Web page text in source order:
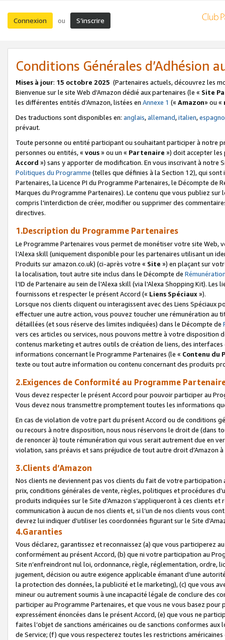
Connexion ou S’inscrire
Conditions Générales d’Adhésion
Mises à jour: 15 octobre 2025 (Partenaires actuels, découvrez les
Bienvenue sur le site Web d’Amazon dédié aux partenaires (le « Site
les différentes entités d’Amazon, listées en Annexe 1 (« Amazon» ou «
Des traductions sont disponibles en: anglais,allemand,italien,
prévaut.
Toute personne ou entité participant ou souhaitant participer à notre
personnes ou entités, « vous» ou un « Partenaire ») doit accepter les
Accord ») sans y apporter de modification. En vous inscrivant à notre
Politiques du Programme (telles que définies à la Section 12), qui
Partenaires, la Licence PI du Programme Partenaires, le Décompte de
Marques du Programme Partenaires). Le contenu que vous publiez
compris l'interdiction de créer, modifier ou supprimer des
directives.
1.Description du Programme Partenaires
Le Programme Partenaires vous permet de monétiser votre site Web,
l'Alexa skill (uniquement disponible pour les partenaires utilisant un
Produits sur amazon.co.uk) (ci-après votre « Site ») en plaçant sur
la localisation, tout autre site inclus dans le Décompte de
l'ID de Partenaire au sein de l'Alexa skill (via l'Alexa Shopping Kit).
fournissons et respecter le présent Accord (« Liens Spéciaux»).
Lorsque nos clients cliquent ou interagissent avec des Liens Spéciaux
effectuer une autre action, vous pouvez toucher une rémunération
détaillées (et sous réserve des limites indiquées) dans le Décompte de
vers ces articles ou services, nous pouvons mettre à votre disposition
contenus marketing et autres outils de création de liens, des
informations concernant le Programme Partenaires (le « Contenu du
texte ou tout autre information ou contenu concernant des produits
2.Exigences de Conformité au Programme
Vous devez respecter le présent Accord pour pouvoir participer au
Vous devez nous transmettre promptement toutes les informations
En cas de violation de votre part du présent Accord ou de conditions
ou recours à notre disposition, nous nous réservons le droit de (dans
de renoncer à) toute rémunération qui vous serait autrement due en
violation, sans préavis et sans préjudice de tout autre droit
3.Clients d’Amazon
Nos clients ne deviennent pas vos clients du fait de votre
prix, conditions générales de vente, règles, politiques et procédures
produits indiquées sur le Site d’Amazon s’appliqueront à ces clients
communication à aucun de nos clients et, si l’un de nos clients vous
devrez lui indiquer d’utiliser les coordonnées figurant sur le Site
4.Garanties
Vous déclarez, garantissez et reconnaissez (a) que vous participerez
conformément au présent Accord, (b) que ni votre participation au
Site n’enfreindront nul loi, ordonnance, règle, réglementation, ordre,
jugement, décision ou autre exigence applicable émanant d’une
la protection des données, la publicité et le marketing), (c) que vous
mineur ou autrement soumis à une incapacité légale de conclure des
participer au Programme Partenaires, et que vous ne vous basez
expressément énoncées dans le présent Accord, (e) que vous ne
faites l’objet de sanctions américaines ou de sanctions conformes
de Service; (f) que vous respecterez toutes les restrictions